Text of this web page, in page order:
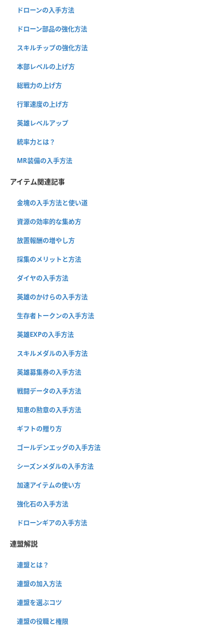
ドローンの入手方法
ドローン部品の強化方法
スキルチップの強化方法
本部レベルの上げ方
総戦力の上げ方
行軍速度の上げ方
英雄レベルアップ
統率力とは？
MR装備の入手方法
アイテム関連記事
金塊の入手方法と使い道
資源の効率的な集め方
放置報酬の増やし方
採集のメリットと方法
ダイヤの入手方法
英雄のかけらの入手方法
生存者トークンの入手方法
英雄EXPの入手方法
スキルメダルの入手方法
英雄募集券の入手方法
戦闘データの入手方法
知恵の勲章の入手方法
ギフトの贈り方
ゴールデンエッグの入手方法
シーズンメダルの入手方法
加速アイテムの使い方
強化石の入手方法
ドローンギアの入手方法
連盟解説
連盟とは？
連盟の加入方法
連盟を選ぶコツ
連盟の役職と権限